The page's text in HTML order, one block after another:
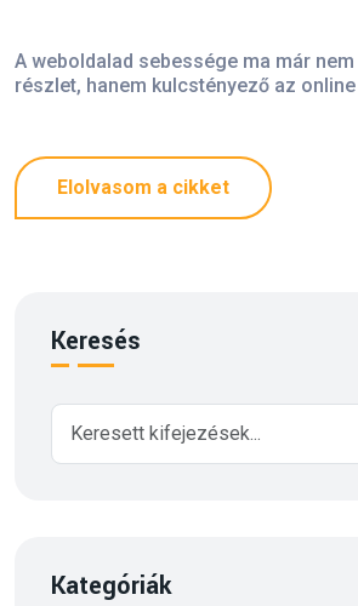
A weboldalad sebessége ma már
részlet, hanem kulcstényező az
Elolvasom a cikket
Keresés
Kategóriák